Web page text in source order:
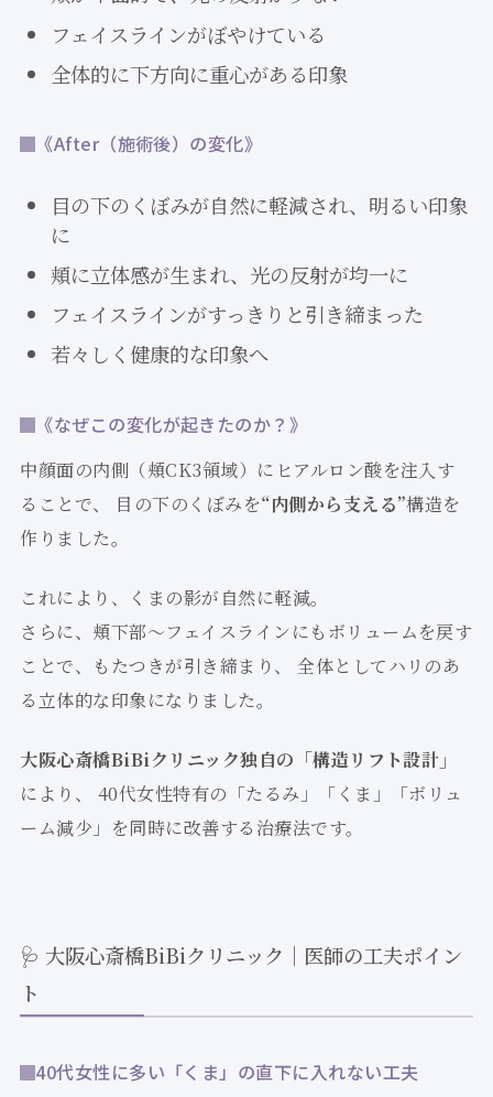
フェイスラインがぼやけている
全体的に下方向に重心がある印象
《After（施術後）の変化》
目の下のくぼみが自然に軽減され、明るい印象
に
頬に立体感が生まれ、光の反射が均一に
フェイスラインがすっきりと引き締まった
若々しく健康的な印象へ
《なぜこの変化が起きたのか？》
中顔面の内側（頬CK3領域）にヒアルロン酸を注入す
ることで、 目の下のくぼみを“内側から支える”構造を
作りました。
これにより、くまの影が自然に軽減。
さらに、頬下部〜フェイスラインにもボリュームを戻す
ことで、もたつきが引き締まり、 全体としてハリのあ
る立体的な印象になりました。
大阪心斎橋BiBiクリニック独自の「構造リフト設計」
により、 40代女性特有の「たるみ」「くま」「ボリュ
ーム減少」を同時に改善する治療法です。
🩺 大阪心斎橋BiBiクリニック｜医師の工夫ポイン
ト
40代女性に多い「くま」の直下に入れない工夫